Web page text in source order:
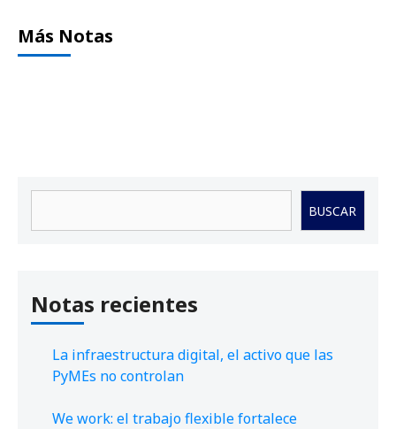
Más Notas
BUSCAR
Notas recientes
La infraestructura digital, el activo que las
PyMEs no controlan
We work: el trabajo flexible fortalece